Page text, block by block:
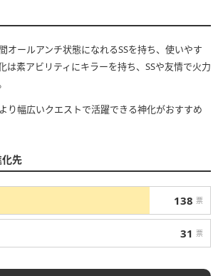
オールアンチ状態になれるSSを持ち、使いやす
は素アビリティにキラーを持ち、SSや友情で火力
り幅広いクエストで活躍できる神化がおすすめ
先
138 票
31 票